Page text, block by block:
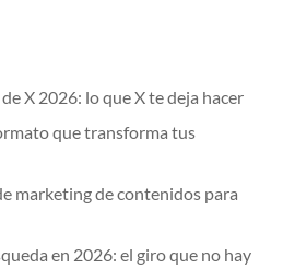
X 2026: lo que X te deja hacer
que transforma tus
marketing de contenidos para
en 2026: el giro que no hay